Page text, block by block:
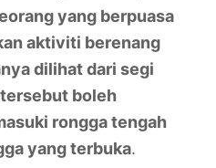
yang berpuasa
aktiviti berenang
dilihat dari segi
boleh
rongga tengah
yang terbuka.